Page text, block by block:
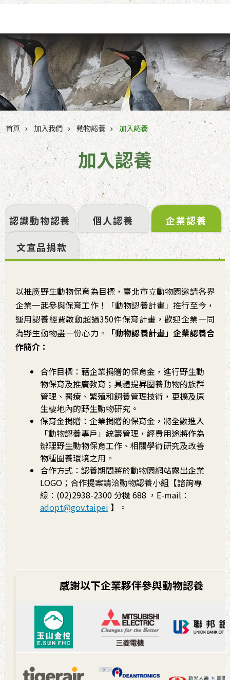
首頁 加入我們 動物認養 加入認養
加入認養
認識動物認養 個人認養
企業認養
文宣品捐款
以推廣野生動物保育為目標，臺北市立動物園邀請各界
企業一起參與保育工作！「動物認養計畫」推行至今，
運用認養經費啟動超過350件保育計畫，歡迎企業一同
為野生動物盡一份心力。
「動物認養計畫」企業認養合
作簡介：
合作目標：藉企業捐贈的保育金，進行野生動
物保育及推廣教育；具體提昇圈養動物的族群
管理 、醫療、繁殖和飼養管理技術，更擴及原
生棲地內的野生動物研究。
保育金捐贈：企業捐贈的保育金，將全數進入
「動物認養專戶」統籌管理，經費用途將作為
辦理野生動物保育工作、相關學術研究及改善
物種圈養環境之用。
合作方式：認養期間將於動物園網站露出企業
LOGO；合作提案請洽動物認養小組【諮詢專
線：(02)2938-2300 分機 688 ，E-mail：
adopt@gov.taipei 】。
感謝以下企業夥伴參與動物認養